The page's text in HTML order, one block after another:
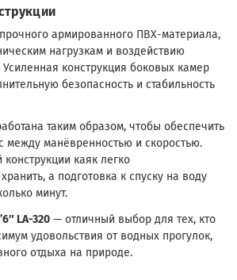
армированного ПВХ-материала,
нагрузкам и воздействию
конструкция боковых камер
безопасность и стабильность
таким образом, чтобы обеспечить
между манёвренностью и скоростью.
каяк легко
а подготовка к спуску на воду
минут.
LA-320 — отличный выбор для тех, кто
удовольствия от водных прогулок,
отдыха на природе.